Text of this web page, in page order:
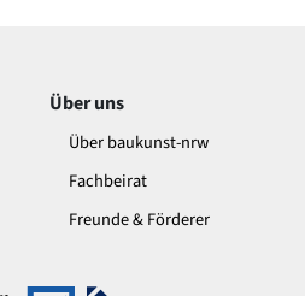
Über uns
Über baukunst-nrw
Fachbeirat
Freunde & Förderer